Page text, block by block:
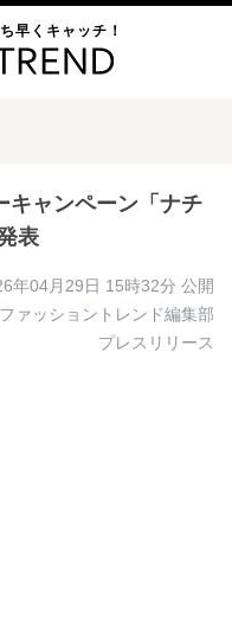
早くキャッチ！
キャンペーン「ナチ
表
年04月29日 15時32分 公開
ファッショントレンド編集部
プレスリリース